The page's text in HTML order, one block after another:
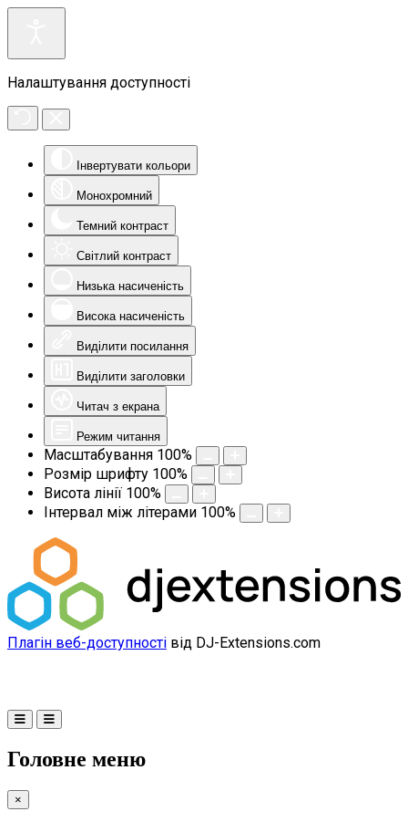
Налаштування доступності
Інвертувати кольори
Монохромний
Темний контраст
Світлий контраст
Низька насиченість
Висока насиченість
Виділити посилання
Виділити заголовки
Читач з екрана
Режим читання
Масштабування 100%
Розмір шрифту 100%
Висота лінії 100%
Інтервал між літерами 100%
Плагін веб-доступності від DJ-Extensions.com
Головне меню
×